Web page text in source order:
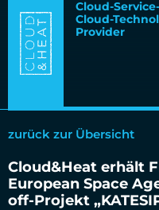
Cloud-
Cloud-
Provider
zurück zur Übersicht
Cloud&Heat erhält
European Space
off-Projekt